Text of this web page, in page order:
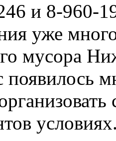
и 8-960-
уже много
мусора
появилось